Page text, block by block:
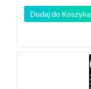
Dodaj do Koszyka